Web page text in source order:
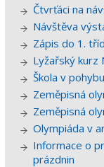
Čtvrťáci na
Návštěva
Zápis do 1.
Lyžařský kurz
Škola v pohybu
Zeměpisná
Zeměpisná
Olympiáda v
Informace o
prázdnin